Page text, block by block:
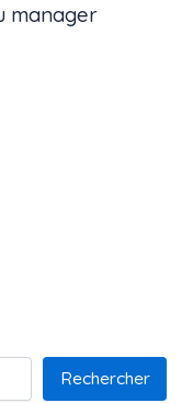
manager
Rechercher